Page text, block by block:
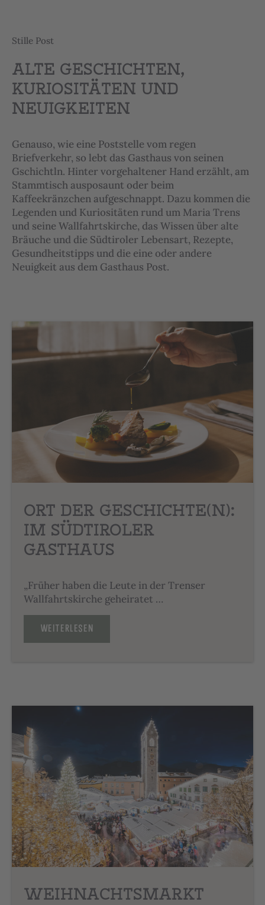
Stille Post
ALTE GESCHICHTEN,
KURIOSITÄTEN UND
NEUIGKEITEN
Genauso, wie eine Poststelle vom regen
Briefverkehr, so lebt das Gasthaus von seinen
Gschichtln. Hinter vorgehaltener Hand erzählt, am
Stammtisch ausposaunt oder beim
Kaffeekränzchen aufgeschnappt. Dazu kommen die
Legenden und Kuriositäten rund um Maria Trens
und seine Wallfahrtskirche, das Wissen über alte
Bräuche und die Südtiroler Lebensart, Rezepte,
Gesundheitstipps und die eine oder andere
Neuigkeit aus dem Gasthaus Post.
ORT DER GESCHICHTE(N):
IM SÜDTIROLER
GASTHAUS
„Früher haben die Leute in der Trenser
Wallfahrtskirche geheiratet …
WEITERLESEN
WEIHNACHTSMARKT